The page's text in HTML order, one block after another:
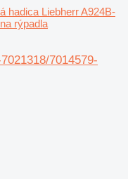
hadica Liebherr A924B-
rýpadla
7014579-